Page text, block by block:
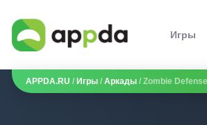
Игры
APPDA.RU / Игры / Аркады / Zombie